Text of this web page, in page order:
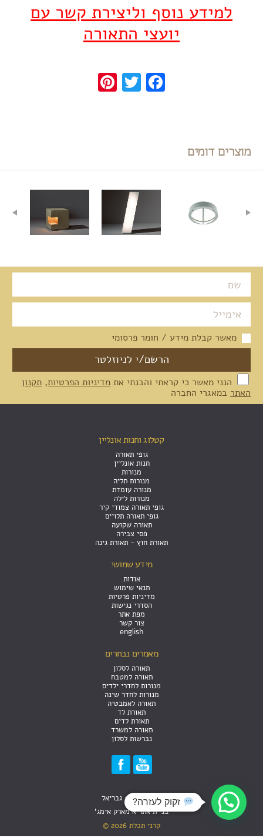
למידע נוסף וליצירת קשר עם
יועצי התאורה
Facebook
Twitter
Pinterest
מוצרים דומים
מאשר קבלת מידע / חומר פרסומי
הנני מאשר כי קראתי והבנתי את מדיניות הפרטיות, תקנון
האתר במאגרי החברה
קטלוג וחנות אונליין
גופי תאורה
חנות אונליין
מנורות
מנורות תליה
מנורה עומדת
מנורות לילה
גופי תאורה צמודי קיר
גופי תאורה תלויים
תאורה שקועה
פסי צבירה
תאורת חוץ - תאורת גינה
מידע שמושי
אודות
תנאי שימוש
מדיניות פרטיות
הסדרי נגישות
מפת אתר
צור קשר
english
מאמרים נבחרים
תאורה לסלון
תאורה למטבח
מנורות לחדרי ילדים
מנורות לחדר שינה
תאורה לאמבטיה
תאורת לד
תאורת לדים
תאורה למשרד
נברשות לסלון
עיצוב האתר: גבריאל
בניית אתר אימארק אימג'
קרני תכלת 2026 ©
זקוק לעזרה?